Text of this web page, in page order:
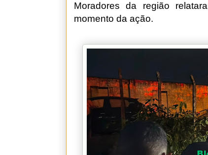
Moradores da região
momento da ação.